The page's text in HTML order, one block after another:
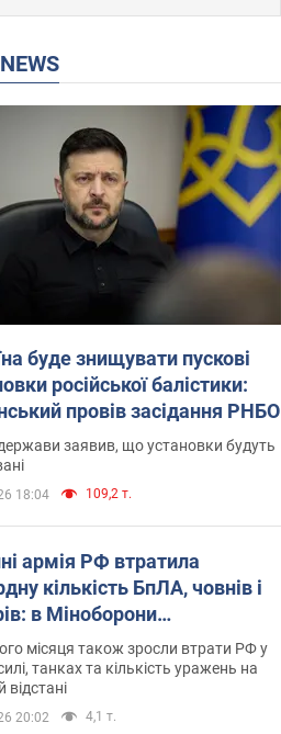
NEWS
буде знищувати пускові
російської балістики:
провів засідання РНБО
заявив, що установки будуть
18:04 109,2 т.
армія РФ втратила
кількість БпЛА, човнів і
в Міноборони
статистику
місяця також зросли втрати РФ у
танках та кількість уражень на
відстані
20:02 4,1 т.